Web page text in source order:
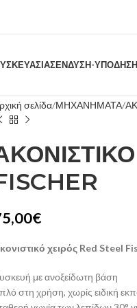
ΕΝΔΥΣΗ-ΥΠΟΔΗΣΗ
σελίδα ΜΗΧΑΝΗΜΑΤΑ
€
χειρός Red Steel
με ανοξείδωτη βάση
στη χρήση, χωρίς ειδική